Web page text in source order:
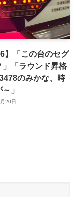
6】「この台のセグ
」「ラウンド昇格
のみかな、時
」
20日